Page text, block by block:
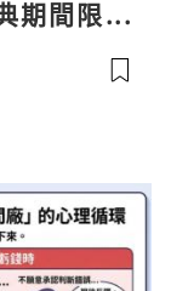
期間限定
器工匠一